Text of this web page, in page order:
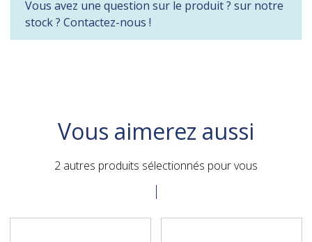
Vous avez une question sur le produit ? sur notre
stock ? Contactez-nous !
Vous aimerez aussi
2 autres produits sélectionnés pour vous